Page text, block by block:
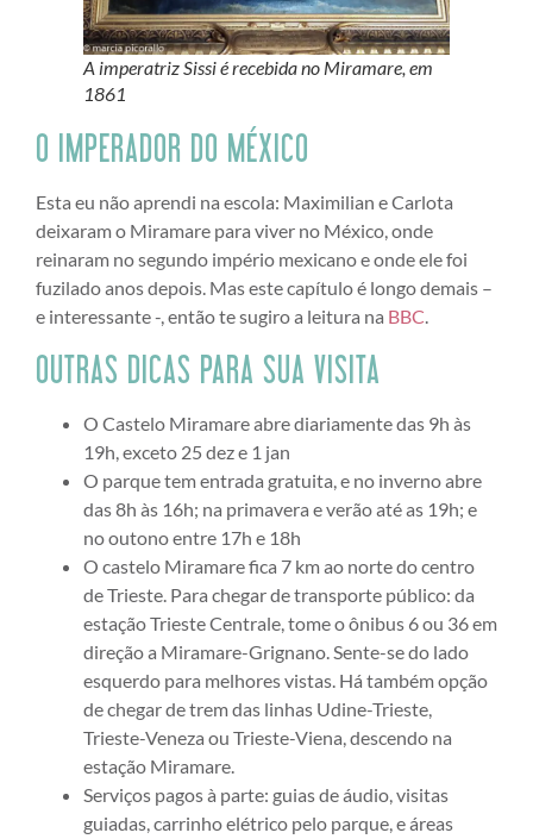
A imperatriz Sissi é recebida no Miramare, em
1861
O IMPERADOR DO MÉXICO
Esta eu não aprendi na escola: Maximilian e Carlota
deixaram o Miramare para viver no México, onde
reinaram no segundo império mexicano e onde ele foi
fuzilado anos depois. Mas este capítulo é longo demais –
e interessante -, então te sugiro a leitura na BBC
OUTRAS DICAS PARA SUA VISITA
O Castelo Miramare abre diariamente das 9h às
19h, exceto 25 dez e 1 jan
O parque tem entrada gratuita, e no inverno abre
das 8h às 16h; na primavera e verão até as 19h; e
no outono entre 17h e 18h
O castelo Miramare fica 7 km ao norte do centro
de Trieste. Para chegar de transporte público: da
estação Trieste Centrale, tome o ônibus 6 ou 36 em
direção a Miramare-Grignano. Sente-se do lado
esquerdo para melhores vistas. Há também opção
de chegar de trem das linhas Udine-Trieste,
Trieste-Veneza ou Trieste-Viena, descendo na
estação Miramare.
Serviços pagos à parte: guias de áudio, visitas
guiadas, carrinho elétrico pelo parque, e áreas